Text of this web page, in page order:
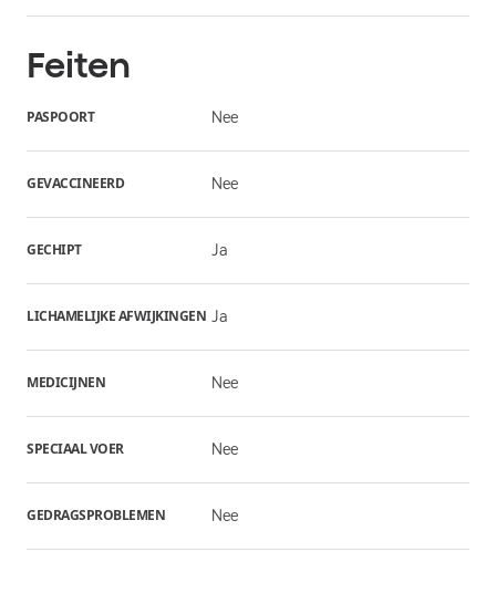
Feiten
PASPOORT Nee
GEVACCINEERD Nee
GECHIPT Ja
LICHAMELIJKE AFWIJKINGEN Ja
MEDICIJNEN Nee
SPECIAAL VOER Nee
GEDRAGSPROBLEMEN Nee